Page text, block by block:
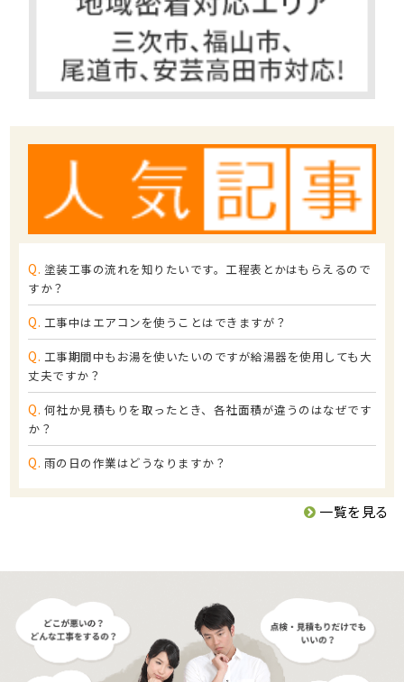
Q. 塗装工事の流れを知りたいです。工程表とかはもらえるので
すか？
Q. 工事中はエアコンを使うことはできますが？
Q. 工事期間中もお湯を使いたいのですが給湯器を使用しても大
丈夫ですか？
Q. 何社か見積もりを取ったとき、各社面積が違うのはなぜです
か？
Q. 雨の日の作業はどうなりますか？
一覧を見る